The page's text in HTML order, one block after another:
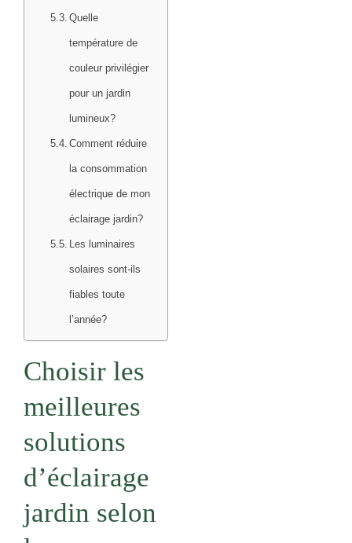
Quelle
température de
couleur privilégier
pour un jardin
lumineux?
Comment réduire
la consommation
électrique de mon
éclairage jardin?
Les luminaires
solaires sont-ils
fiables toute
l’année?
Choisir les
meilleures
solutions
d’éclairage
jardin selon